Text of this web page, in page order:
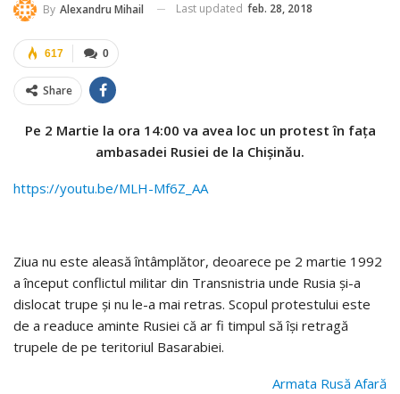
By Alexandru Mihail Last updated feb. 28, 2018
0
617
Share
Pe 2 Martie la ora 14:00 va avea loc un protest în fața
ambasadei Rusiei de la Chișinău.
https://youtu.be/MLH-Mf6Z_AA
Ziua nu este aleasă întâmplător, deoarece pe 2 martie 1992
a început conflictul militar din Transnistria unde Rusia și-a
dislocat trupe și nu le-a mai retras. Scopul protestului este
de a readuce aminte Rusiei că ar fi timpul să își retragă
trupele de pe teritoriul Basarabiei.
Armata Rusă Afară